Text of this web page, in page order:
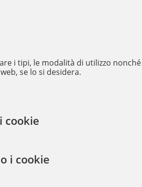
i tipi, le modalità di utilizzo
se lo si desidera.
cookie
i cookie